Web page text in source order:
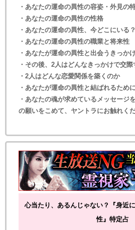
・あなたの運命の異性の容姿・外見の
・あなたの運命の異性の性格
・あなたの運命の異性、今どこにいる？
・あなたの運命の異性の職業と将来性
・あなたが運命の異性と出会うきっか
・その後、2人はどんなきっかけで交際
・2人はどんな恋愛関係を築くのか
・あなたが運命の異性と結ばれるため
・あなたの魂が求めているメッセージ
の願いをこめて、ヤントラにお触れく
心当たり、あるんじゃない？『身近
性』特定占